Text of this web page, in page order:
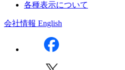
各種表示について
会社情報 English